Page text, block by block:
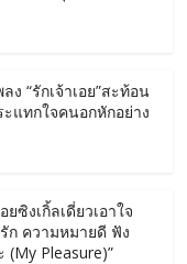
ง “รักเจ้าเอย”สะท้อน
แทกใจคนอกหักอย่าง
ซิงเกิ้ลเดี่ยวเอาใจ
ก ความหมายดี ฟัง
(My Pleasure)”